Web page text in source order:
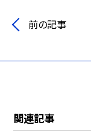
前の記事
関連記事